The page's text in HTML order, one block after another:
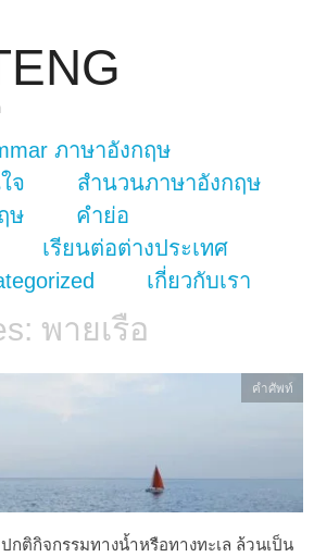
ภาษาอังกฤษ
จ
สำนวนภาษาอังกฤษ
ษ
คำย่อ
เรียนต่อต่างประเทศ
เกี่ยวกับเรา
พายเรือ
ปกติกิจกรรมทางน้ำหรือทางทะเล ล้วนเป็น
คำศัพท์